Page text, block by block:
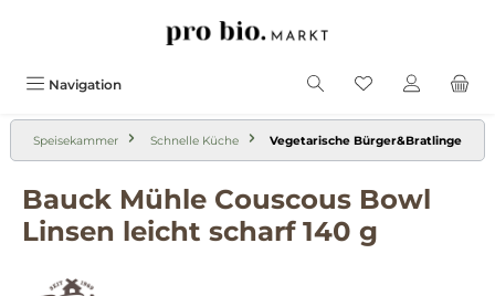
Navigation
Speisekammer Schnelle Küche Vegetarische Bürger&Bratlinge
Bauck Mühle Couscous Bowl
Linsen leicht scharf 140 g